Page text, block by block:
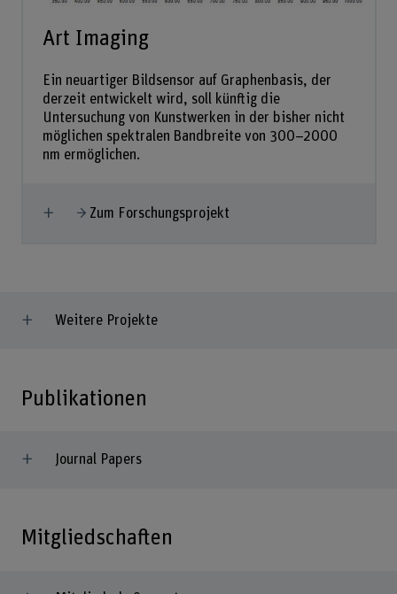
Art Imaging
Ein neuartiger Bildsensor auf Graphenbasis, der
derzeit entwickelt wird, soll künftig die
Untersuchung von Kunstwerken in der bisher nicht
möglichen spektralen Bandbreite von 300–2000
nm ermöglichen.
Mehr anzeigen
Zum Forschungsprojekt
Weitere Projekte
Publikationen
Journal Papers
Mitgliedschaften